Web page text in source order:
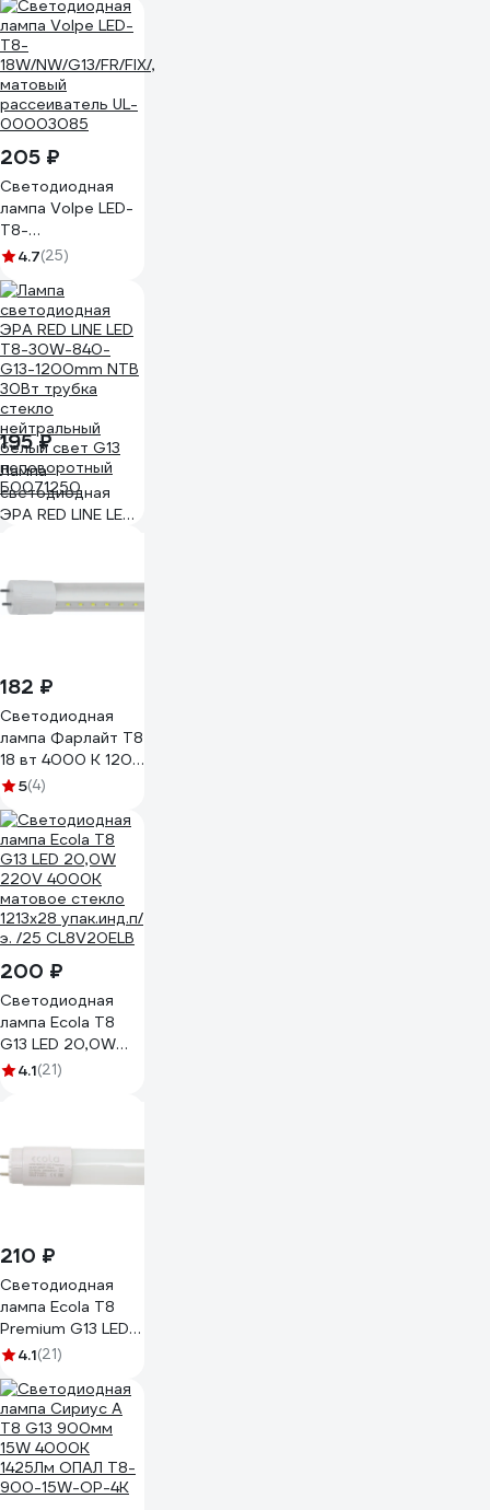
поворотными
цоколями,
прозрачное
стекло, 605x28
упак.инд.цв.8/24
CQ8V12ELB
205 ₽
Светодиодная
лампа Volpe LED-
T8-
18W/NW/G13/FR/FIX/,
рассеиватель UL-
00003085
4.7(25)
195 ₽
Лампа
светодиодная
ЭРА RED LINE LED
30Вт трубка
стекло
Б0071250
182 ₽
Светодиодная
лампа Фарлайт T8
18 вт 4000 K 1200
мм g13 прозрачная
5(4)
200 ₽
Светодиодная
лампа Ecola T8
G13 LED 20,0W
220V 4000K
4.1(21)
210 ₽
Светодиодная
лампа Ecola T8
Premium G13 LED
22,0W 220V
цоколями 1213x26
упак.инд.п/э. /25
CR8V22ELB
4.1(21)